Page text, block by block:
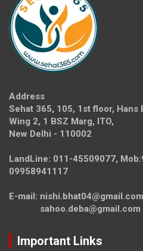
Address
Sehat 365, 105, 1st floor, Hans
Wing 2, 1 BSZ Marg, ITO,
New Delhi - 110002
LandLine: 011-45509077,
09958941117
E-mail:
sahoo.deba@gmail.com
Important Links